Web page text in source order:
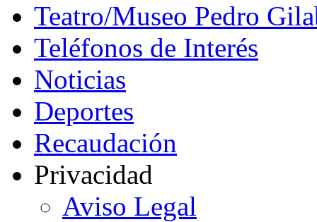
Teatro/Museo Pedro
Teléfonos de Interés
Noticias
Deportes
Recaudación
Privacidad
Aviso Legal